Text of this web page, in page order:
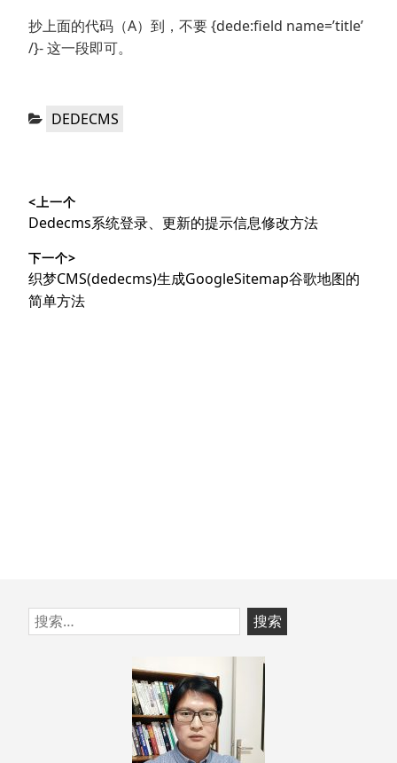
抄上面的代码（A）到，不要 {dede:field name=’title’
/}- 这一段即可。
分
DEDECMS
章
导
航
<上一个
上
文
章：
Dedecms系统登录、更新的提示信息修改方法
下一个>
下
篇
织梦CMS(dedecms)生成GoogleSitemap谷歌地图的
简单方法
跳
至
搜
索：